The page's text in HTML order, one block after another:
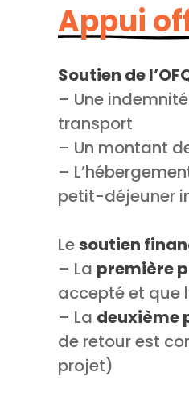
Appui
Soutien de
– Une
transport
– Un montant
–
petit-déjeuner
Lesoutien
– La première
accepté et que
– La deuxième
de retour est
projet)